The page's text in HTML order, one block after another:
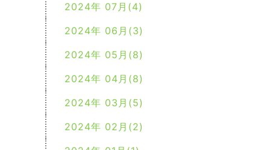
2024年 07月(4)
2024年 06月(3)
2024年 05月(8)
2024年 04月(8)
2024年 03月(5)
2024年 02月(2)